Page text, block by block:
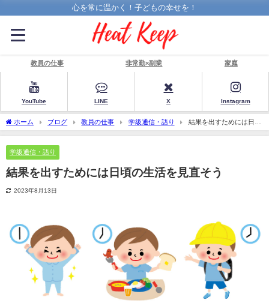
心を常に温かく！子どもの幸せを！
教員の仕事 非常勤×副業 家庭
YouTube LINE X Instagram
ホーム ブログ 教員の仕事 学級通信・語り
結果を出すためには日頃
の生活を見直そう
学級通信・語り
結果を出すためには日頃の生活を見直そう
2023年8月13日